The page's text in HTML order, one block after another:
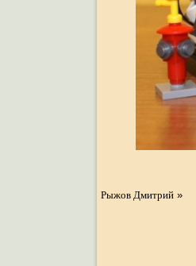
Рыжов Дмитрий »